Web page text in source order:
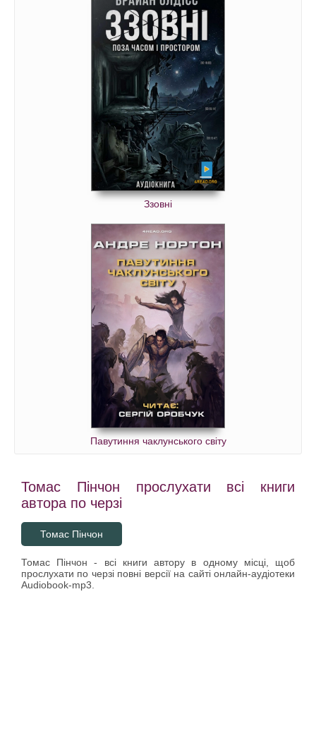
Ззовні
Павутиння чаклунського світу
Томас Пінчон прослухати всі книги
автора по черзі
Томас Пінчон
Томас Пінчон - всі книги автору в одному місці, щоб
прослухати по черзі повні версії на сайті онлайн-аудіотеки
Audiobook-mp3.